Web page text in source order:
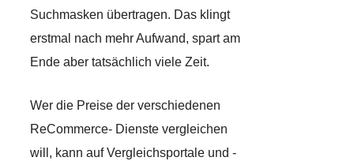
Suchmasken übertragen. Das klingt
erstmal nach mehr Aufwand, spart am
Ende aber tatsächlich viele Zeit.
Wer die Preise der verschiedenen
ReCommerce- Dienste vergleichen
will, kann auf Vergleichsportale und -